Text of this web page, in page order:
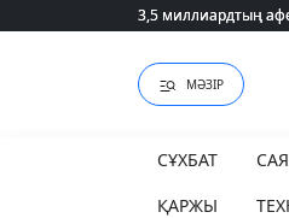
3,5 миллиардтың
3,5 миллиардтың
МӘЗІР
СҰХБАТ
ҚАРЖЫ